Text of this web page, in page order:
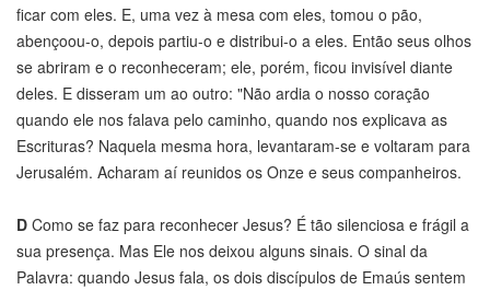
ficar com eles. E, uma vez à mesa com eles, tomou o pão,
abençoou-o, depois partiu-o e distribui-o a eles. Então seus olhos
se abriram e o reconheceram; ele, porém, ficou invisível diante
deles. E disseram um ao outro: "Não ardia o nosso coração
quando ele nos falava pelo caminho, quando nos explicava as
Escrituras? Naquela mesma hora, levantaram-se e voltaram para
Jerusalém. Acharam aí reunidos os Onze e seus companheiros.
D Como se faz para reconhecer Jesus? É tão silenciosa e frágil a
sua presença. Mas Ele nos deixou alguns sinais. O sinal da
Palavra: quando Jesus fala, os dois discípulos de Emaús sentem